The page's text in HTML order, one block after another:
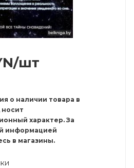
/шт
о наличии товара в
носит
характер. За
информацией
в магазины.